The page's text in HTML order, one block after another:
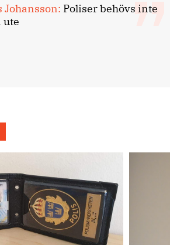
Johansson: Poliser behövs inte
ute